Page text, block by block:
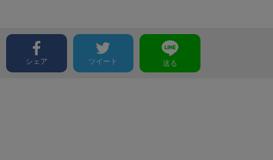
シェア ツイート 送る